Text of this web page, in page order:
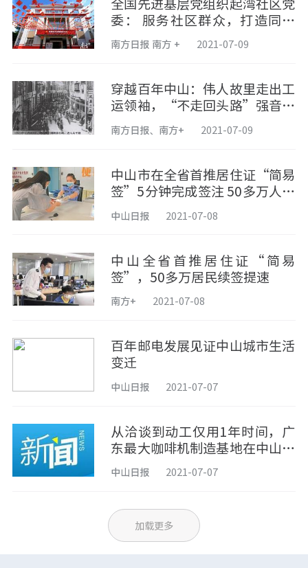
全国先进基层党组织起湾社区党
委： 服务社区群众，打造同心
南方日报 南方 + 2021-07-09
穿越百年中山：伟人故里走出工
运领袖，“不走回头路”强音在
南方日报、南方+ 2021-07-09
中山市在全省首推居住证“简易
签”5分钟完成签注 50多万人受
中山日报 2021-07-08
中山全省首推居住证“简易
签”，50多万居民续签提速
南方+ 2021-07-08
百年邮电发展见证中山城市生活
变迁
中山日报 2021-07-07
从洽谈到动工仅用1年时间，广
东最大咖啡机制造基地在中山市
三乡镇动工
中山日报 2021-07-07
加载更多